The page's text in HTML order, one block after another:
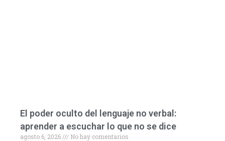
El poder oculto del lenguaje no verbal:
aprender a escuchar lo que no se dice
agosto 6, 2026
No hay comentarios